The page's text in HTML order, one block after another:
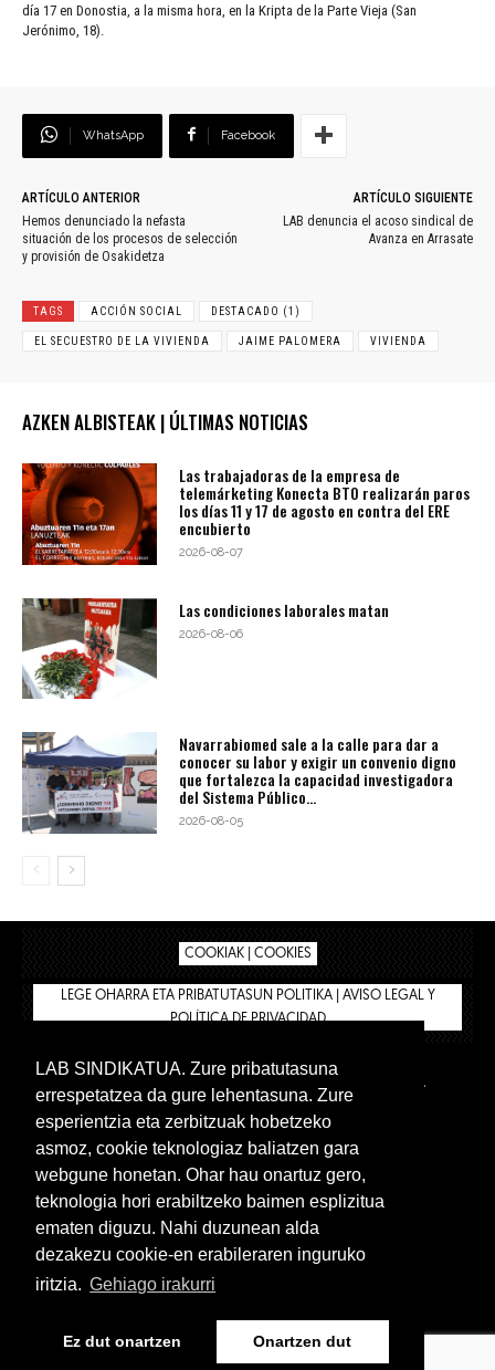
día 17 en Donostia, a la misma hora, en la Kripta de la Parte Vieja (San
Jerónimo, 18).
WhatsApp Facebook
ARTÍCULO ANTERIOR
Hemos denunciado la nefasta
situación de los procesos de selección
y provisión de Osakidetza
ARTÍCULO SIGUIENTE
LAB denuncia el acoso sindical de
Avanza en Arrasate
TAGS ACCIÓN SOCIAL DESTACADO (1)
EL SECUESTRO DE LA VIVIENDA JAIME PALOMERA VIVIENDA
AZKEN ALBISTEAK | ÚLTIMAS NOTICIAS
Las trabajadoras de la empresa de
telemárketing Konecta BTO realizarán paros
los días 11 y 17 de agosto en contra del ERE
encubierto
2026-08-07
Las condiciones laborales matan
2026-08-06
Navarrabiomed sale a la calle para dar a
conocer su labor y exigir un convenio digno
que fortalezca la capacidad investigadora
del Sistema Público...
2026-08-05
COOKIAK | COOKIES
LEGE OHARRA ETA PRIBATUTASUN POLITIKA | AVISO LEGAL Y
POLÍTICA DE PRIVACIDAD
BIZILAN.EUS
TIENDA
INTRANET 🔑
Euskera Castellano
www.lab.eus
Euskera Castellano
LAB SINDIKATUA. Zure pribatutasuna
errespetatzea da gure lehentasuna. Zure
esperientzia eta zerbitzuak hobetzeko
asmoz, cookie teknologiaz baliatzen gara
webgune honetan. Ohar hau onartuz gero,
teknologia hori erabiltzeko baimen esplizitua
ematen diguzu. Nahi duzunean alda
dezakezu cookie-en erabileraren inguruko
iritzia. Gehiago irakurri
Ez dut onartzen Onartzen dut